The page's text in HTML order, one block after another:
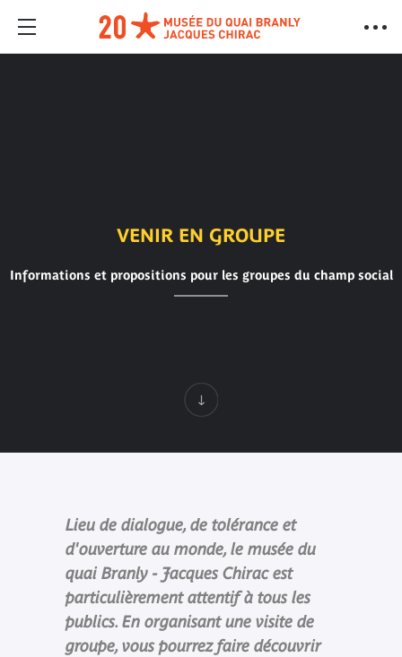
VENIR EN GROUPE
Informations et propositions pour les groupes du champ social
Lieu de dialogue, de tolérance et
d'ouverture au monde, le musée du
quai Branly - Jacques Chirac est
particulièrement attentif à tous les
publics. En organisant une visite de
groupe, vous pourrez faire découvrir